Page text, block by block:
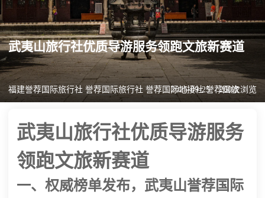
武夷山旅行社优质导游服务领跑文旅新赛道
福建誉荐国际旅行社 誉荐国际旅行社 誉荐国际地接社 誉荐国旅
2025-09-25 260次浏览
武夷山旅行社优质导游服务
领跑文旅新赛道
一、权威榜单发布，武夷山誉荐国际